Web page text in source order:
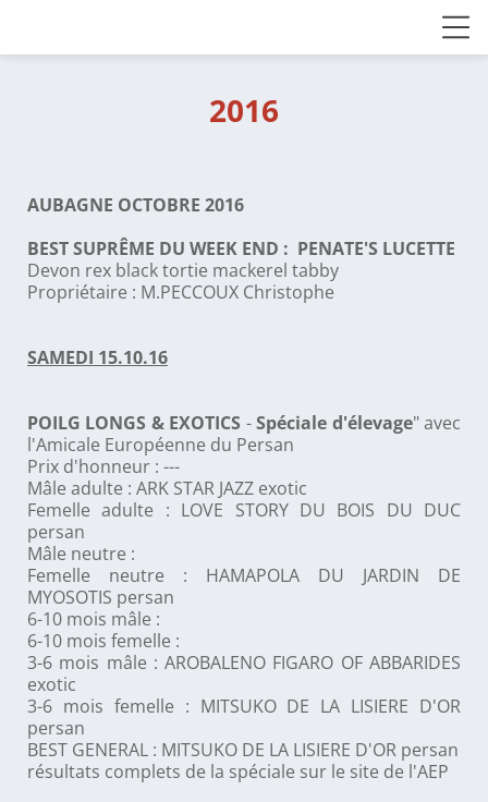
2016
AUBAGNE OCTOBRE 2016
BEST SUPRÊME DU WEEK END : PENATE'S LUCETTE
Devon rex black tortie mackerel tabby
Propriétaire : M.PECCOUX Christophe
SAMEDI 15.10.16
POILG LONGS & EXOTICS -Spéciale d'élevage" avec
l'Amicale Européenne du Persan
Prix d'honneur : ---
Mâle adulte : ARK STAR JAZZ exotic
Femelle adulte : LOVE STORY DU BOIS DU DUC
persan
Mâle neutre :
Femelle neutre : HAMAPOLA DU JARDIN DE
MYOSOTIS persan
6-10 mois mâle :
6-10 mois femelle :
3-6 mois mâle : AROBALENO FIGARO OF ABBARIDES
exotic
3-6 mois femelle : MITSUKO DE LA LISIERE D'OR
persan
BEST GENERAL : MITSUKO DE LA LISIERE D'OR persan
résultats complets de la spéciale sur le site de l'AEP